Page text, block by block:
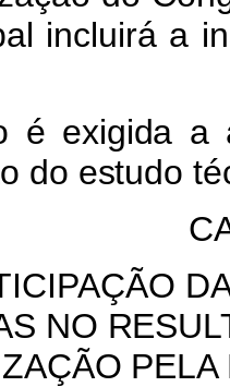
incluirá a
exigida a
do estudo
NO